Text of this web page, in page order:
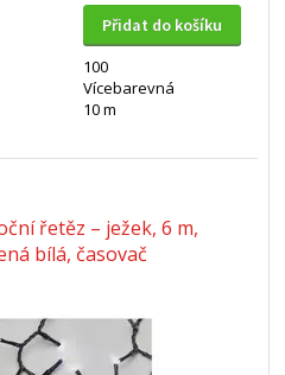
Přidat do košíku
100
Vícebarevná
10 m
řetěz – ježek, 6 m,
bílá, časovač